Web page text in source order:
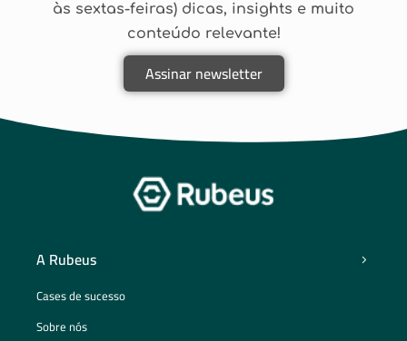
às sextas-feiras) dicas, insights e muito
conteúdo relevante!
Assinar newsletter
A Rubeus
Cases de sucesso
Sobre nós